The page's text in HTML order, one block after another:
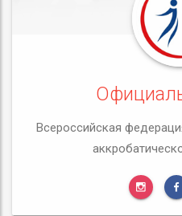
Всероссийская